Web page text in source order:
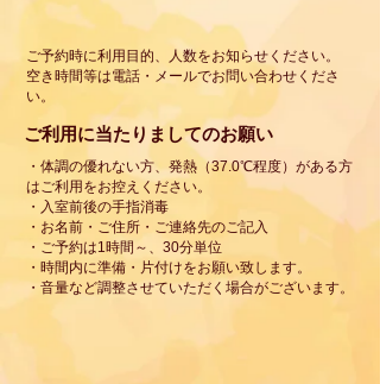
ご予約時に利用目的、人数をお知らせください。
空き時間等は電話・メールでお問い合わせくださ
い。
・体調の優れない方、発熱（37.0℃程度）がある方
はご利用をお控えください。
・入室前後の手指消毒
・お名前・ご住所・ご連絡先のご記入
・ご予約は1時間～、30分単位
・時間内に準備・片付けをお願い致します。
・音量など調整させていただく場合がございます。
​ご利用に当たりましてのお願い